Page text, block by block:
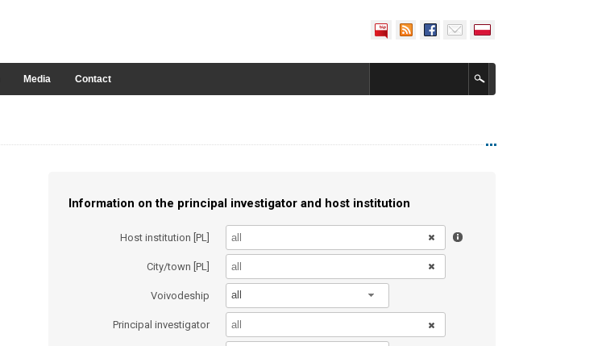
Media Contact
Information on the principal investigator and host institution
Host institution [PL]
City/town [PL]
Voivodeship all
Principal investigator